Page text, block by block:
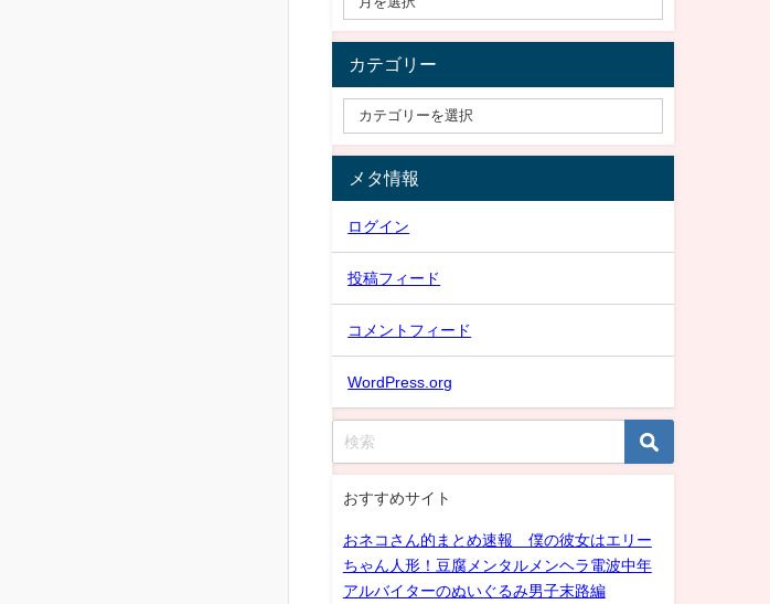
カテゴリー
メタ情報
ログイン
投稿フィード
コメントフィード
WordPress.org
おすすめサイト
おネコさん的まとめ速報 僕の彼女はエリー
ちゃん人形！豆腐メンタルメンヘラ電波中年
アルバイターのぬいぐるみ男子末路編